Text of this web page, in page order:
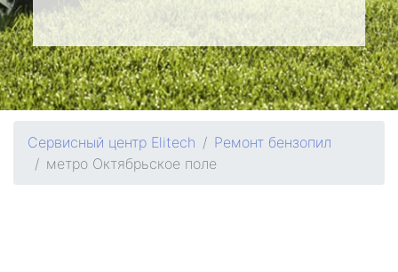
Сервисный центр Elitech
Ремонт бензопил
метро Октябрьское поле